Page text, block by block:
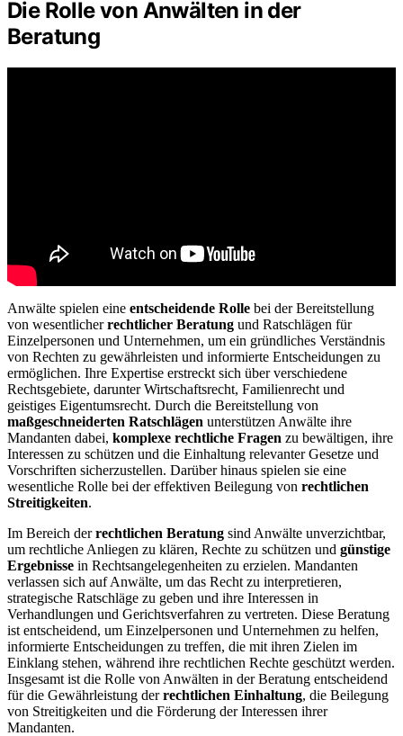
Die Rolle von Anwälten in der
Beratung
Anwälte spielen eine entscheidende Rolle bei der Bereitstellung
von wesentlicherrechtlicher Beratung und Ratschlägen für
Einzelpersonen und Unternehmen, um ein gründliches Verständnis
von Rechten zu gewährleisten und informierte Entscheidungen zu
ermöglichen. Ihre Expertise erstreckt sich über verschiedene
Rechtsgebiete, darunter Wirtschaftsrecht, Familienrecht und
geistiges Eigentumsrecht. Durch die Bereitstellung von
maßgeschneiderten Ratschlägen unterstützen Anwälte ihre
Mandanten dabei, komplexe rechtliche Fragen zu bewältigen, ihre
Interessen zu schützen und die Einhaltung relevanter Gesetze und
Vorschriften sicherzustellen. Darüber hinaus spielen sie eine
wesentliche Rolle bei der effektiven Beilegung von rechtlichen
Streitigkeiten.
Im Bereich derrechtlichen Beratung sind Anwälte unverzichtbar,
um rechtliche Anliegen zu klären, Rechte zu schützen und günstige
Ergebnisse in Rechtsangelegenheiten zu erzielen. Mandanten
verlassen sich auf Anwälte, um das Recht zu interpretieren,
strategische Ratschläge zu geben und ihre Interessen in
Verhandlungen und Gerichtsverfahren zu vertreten. Diese Beratung
ist entscheidend, um Einzelpersonen und Unternehmen zu helfen,
informierte Entscheidungen zu treffen, die mit ihren Zielen im
Einklang stehen, während ihre rechtlichen Rechte geschützt werden.
Insgesamt ist die Rolle von Anwälten in der Beratung entscheidend
für die Gewährleistung derrechtlichen Einhaltung, die Beilegung
von Streitigkeiten und die Förderung der Interessen ihrer
Mandanten.